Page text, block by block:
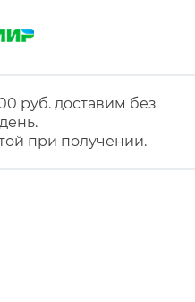
руб. доставим без
при получении.